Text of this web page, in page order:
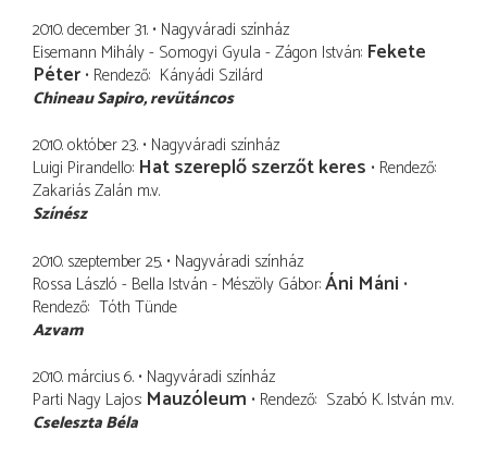
2010. december 31. Nagyváradi színház
Eisemann Mihály - Somogyi Gyula - Zágon István Fekete
Péter Rendező Kányádi Szilárd
Chineau Sapiro revütáncos
2010. október 23. Nagyváradi színház
Luigi Pirandello Hat szereplő szerzőt keres Rendező
Zakariás Zalán m.v.
Színész
2010. szeptember 25. Nagyváradi színház
Rossa László - Bella István - Mészöly Gábor Áni Máni
Rendező Tóth Tünde
Azvam
2010. március 6. Nagyváradi színház
Parti Nagy Lajos Mauzóleum Rendező Szabó K. István m.v.
Cseleszta Béla